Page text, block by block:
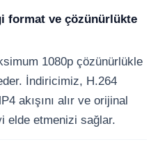
format ve çözünürlükte
1080p çözünürlükle
İndiricimiz, H.264
akışını alır ve orijinal
elde etmenizi sağlar.